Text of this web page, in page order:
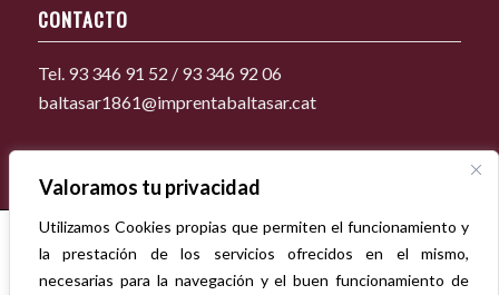
Valoramos tu privacidad
Utilizamos Cookies propias que permiten el funcionamiento y
la prestación de los servicios ofrecidos en el mismo,
necesarias para la navegación y el buen funcionamiento de
CONTACTO
Tel. 93 346 91 52 / 93 346 92 06
baltasar1861@imprentabaltasar.cat